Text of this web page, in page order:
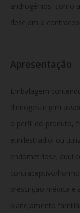
androgênios, como
desejam a
Apresentação
Embalagem
dienogeste (em
o perfil do produto,
etinilestradiol ou
endometriose; aqui
contraceptivo/
prescrição médica
planejamento